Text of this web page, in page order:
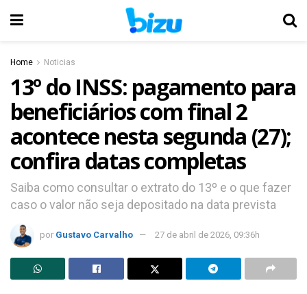
Home Noticias
13º do INSS: pagamento para
beneficiários com final 2
acontece nesta segunda (27);
confira datas completas
Saiba como consultar o extrato do 13º e o que fazer
caso o valor não seja depositado na data prevista
por Gustavo Carvalho 27 de abril de 2026, 09:36h